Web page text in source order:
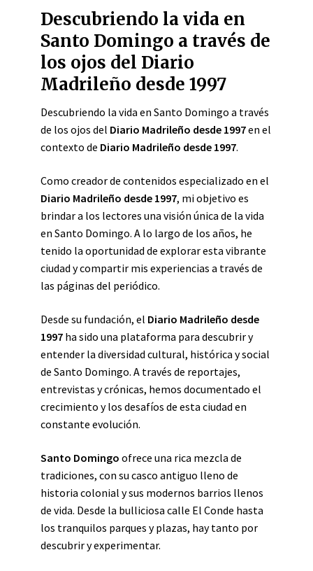
Descubriendo la vida en
Santo Domingo a través de
los ojos del Diario
Madrileño desde 1997
Descubriendo la vida en Santo Domingo a través
de los ojos del Diario Madrileño desde 1997en el
contexto de Diario Madrileño desde 1997.
Como creador de contenidos especializado en el
Diario Madrileño desde 1997, mi objetivo es
brindar a los lectores una visión única de la vida
en Santo Domingo. A lo largo de los años, he
tenido la oportunidad de explorar esta vibrante
ciudad y compartir mis experiencias a través de
las páginas del periódico.
Desde su fundación, el Diario Madrileño desde
1997 ha sido una plataforma para descubrir y
entender la diversidad cultural, histórica y social
de Santo Domingo. A través de reportajes,
entrevistas y crónicas, hemos documentado el
crecimiento y los desafíos de esta ciudad en
constante evolución.
Santo Domingo ofrece una rica mezcla de
tradiciones, con su casco antiguo lleno de
historia colonial y sus modernos barrios llenos
de vida. Desde la bulliciosa calle El Conde hasta
los tranquilos parques y plazas, hay tanto por
descubrir y experimentar.